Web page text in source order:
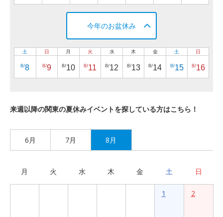
今年のお盆休み
土
8/8
日
8/9
月
8/10
火
8/11
水
8/12
木
8/13
金
8/14
土
8/15
日
8/16
来週以降の関東の夏休みイベントを探している方はこちら！
6月 7月 8月
月 火 水 木 金 土 日
1 2